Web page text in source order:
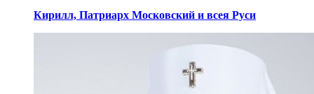
Кирилл, Патриарх Московский и всея Руси